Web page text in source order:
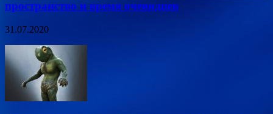
пространство и время очевидцев
31.07.2020